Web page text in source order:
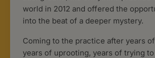
world in 2012 and offered the
into the beat of a deeper mystery.
Coming to the practice after years
years of uprooting, years of trying